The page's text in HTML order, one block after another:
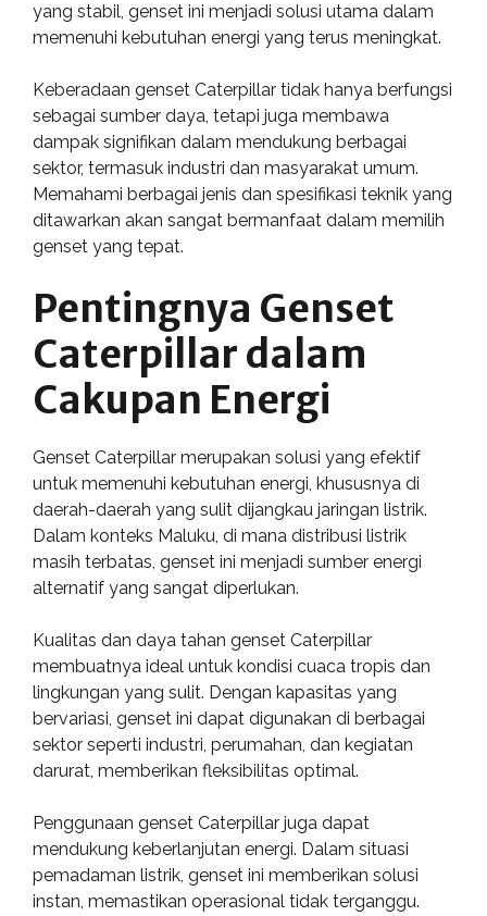
yang stabil, genset ini menjadi solusi utama dalam
memenuhi kebutuhan energi yang terus meningkat.
Keberadaan genset Caterpillar tidak hanya berfungsi
sebagai sumber daya, tetapi juga membawa
dampak signifikan dalam mendukung berbagai
sektor, termasuk industri dan masyarakat umum.
Memahami berbagai jenis dan spesifikasi teknik yang
ditawarkan akan sangat bermanfaat dalam memilih
genset yang tepat.
Pentingnya Genset
Caterpillar dalam
Cakupan Energi
Genset Caterpillar merupakan solusi yang efektif
untuk memenuhi kebutuhan energi, khususnya di
daerah-daerah yang sulit dijangkau jaringan listrik.
Dalam konteks Maluku, di mana distribusi listrik
masih terbatas, genset ini menjadi sumber energi
alternatif yang sangat diperlukan.
Kualitas dan daya tahan genset Caterpillar
membuatnya ideal untuk kondisi cuaca tropis dan
lingkungan yang sulit. Dengan kapasitas yang
bervariasi, genset ini dapat digunakan di berbagai
sektor seperti industri, perumahan, dan kegiatan
darurat, memberikan fleksibilitas optimal.
Penggunaan genset Caterpillar juga dapat
mendukung keberlanjutan energi. Dalam situasi
pemadaman listrik, genset ini memberikan solusi
instan, memastikan operasional tidak terganggu.